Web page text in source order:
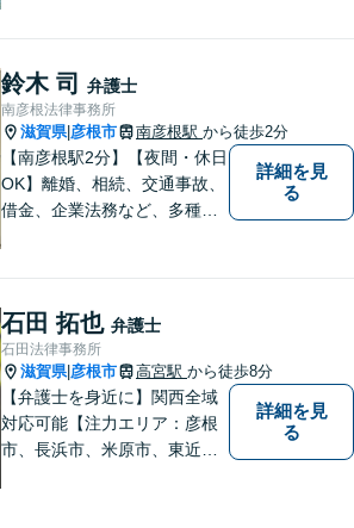
鈴木 司 弁護士
南彦根法律事務所
滋賀県| 彦根市 南彦根駅 から徒歩2分
【南彦根駅2分】【夜間・休日
OK】離婚、相続、交通事故、
借金、企業法務など、多種多
をモットーに、皆様それぞれ
に合った解決を図ってまいり
ます。お気軽にご相談くださ
い。
詳細を見
る
石田 拓也 弁護士
石田法律事務所
滋賀県| 彦根市 高宮駅 から徒歩8分
【弁護士を身近に】関西全域
対応可能【注力エリア：彦根
市、長浜市、米原市、東近江
詳細を見
る